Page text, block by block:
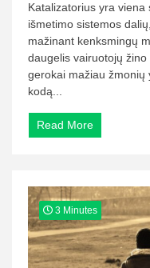
Katalizatorius yra
išmetimo sistemos
mažinant kenksmingų
daugelis vairuotojų
gerokai mažiau žmonių
kodą...
Read More
3 Minutes